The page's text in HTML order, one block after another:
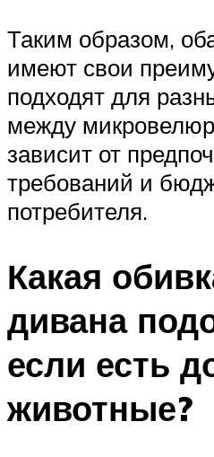
Таким образом,
имеют свои
подходят для
между
зависит от
требований и
потребителя.
Какая
дивана
если есть
животные?